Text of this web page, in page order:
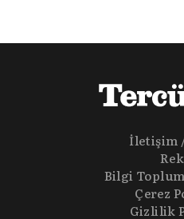
olmadığına inananlardansanız "Spor Sohbetleri" tam size
İletişim
Bilgi
Çerez
Gizlilik